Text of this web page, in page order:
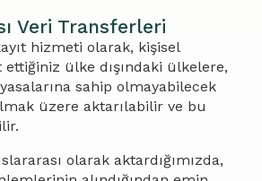
Veri Transferleri
hizmeti olarak, kişisel
ülke dışındaki ülkelere,
sahip olmayabilecek
üzere aktarılabilir ve bu
olarak aktardığımızda,